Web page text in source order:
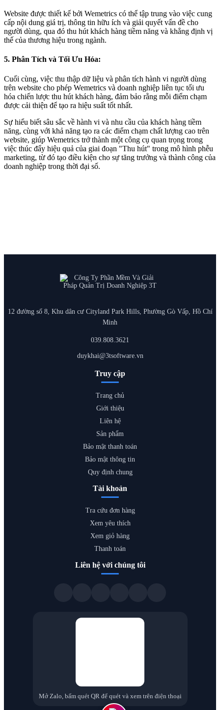
Website được thiết kế bởi Wemetrics có thể tập trung vào việc cung
cấp nội dung giá trị, thông tin hữu ích và giải quyết vấn đề cho
người dùng, qua đó thu hút khách hàng tiềm năng và khẳng định vị
thế của thương hiệu trong ngành.
5. Phân Tích và Tối Ưu Hóa:
Cuối cùng, việc thu thập dữ liệu và phân tích hành vi người dùng
trên website cho phép Wemetrics và doanh nghiệp liên tục tối ưu
hóa chiến lược thu hút khách hàng, đảm bảo rằng mỗi điểm chạm
được cải thiện để tạo ra hiệu suất tốt nhất.
Sự hiểu biết sâu sắc về hành vi và nhu cầu của khách hàng tiềm
năng, cùng với khả năng tạo ra các điểm chạm chất lượng cao trên
website, giúp Wemetrics trở thành một công cụ quan trọng trong
việc thúc đẩy hiệu quả của giai đoạn "Thu hút" trong mô hình phễu
marketing, từ đó tạo điều kiện cho sự tăng trưởng và thành công của
doanh nghiệp trong thời đại số.
12 đường số 8, Khu dân cư Cityland Park Hills, Phường Gò Vấp, Hồ Chí
Minh
039.808.3621
duykhai@3tsoftware.vn
Truy cập
Trang chủ
Giới thiệu
Liên hệ
Sản phẩm
Bảo mật thanh toán
Bảo mật thông tin
Quy định chung
Tài khoản
Tra cứu đơn hàng
Xem yêu thích
Xem giỏ hàng
Thanh toán
Liên hệ với chúng tôi
Mở Zalo, bấm quét QR để quét và xem trên điện thoại